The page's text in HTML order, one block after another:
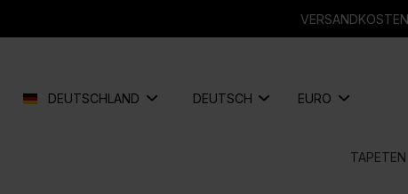
DEUTSCHLAND DEUTSCH EURO
TAPETEN